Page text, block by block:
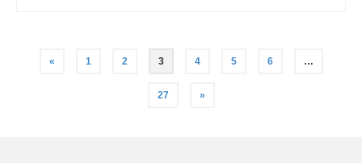
Seitennummerierung
« 1 2 3 4 5 6 …
27 »